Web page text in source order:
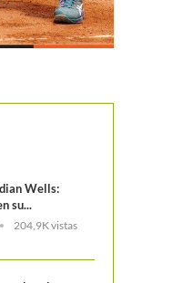
Wells:
su...
204,9K vistas